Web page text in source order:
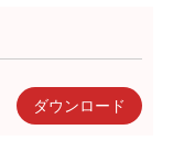
ダウンロード